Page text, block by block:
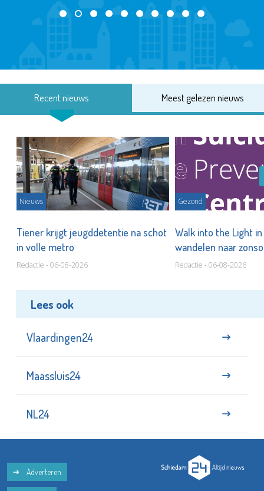
Recent nieuws Meest gelezen nieuws
Nieuws
Tiener krijgt jeugddetentie na schot
in volle metro
Redactie - 06-08-2026
Gezond
Walk into the Light in
wandelen naar
te staan bij suïcide
Redactie - 06-08-2026
Lees ook
Vlaardingen24
Maassluis24
NL24
Adverteren